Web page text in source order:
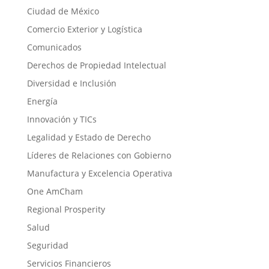
Ciudad de México
Comercio Exterior y Logística
Comunicados
Derechos de Propiedad Intelectual
Diversidad e Inclusión
Energía
Innovación y TICs
Legalidad y Estado de Derecho
Líderes de Relaciones con Gobierno
Manufactura y Excelencia Operativa
One AmCham
Regional Prosperity
Salud
Seguridad
Servicios Financieros